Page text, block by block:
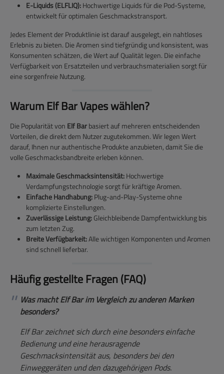
E-Liquids (ELFLIQ):Hochwertige Liquids für die Pod-Systeme,
entwickelt für optimalen Geschmackstransport.
Jedes Element der Produktlinie ist darauf ausgelegt, ein nahtloses
Erlebnis zu bieten. Die Aromen sind tiefgründig und konsistent, was
Konsumenten schätzen, die Wert auf Qualität legen. Die einfache
Verfügbarkeit von Ersatzteilen und verbrauchsmaterialien sorgt für
eine sorgenfreie Nutzung.
Warum Elf Bar Vapes wählen?
Die Popularität von Elf Barbasiert auf mehreren entscheidenden
Vorteilen, die direkt dem Nutzer zugutekommen. Wir legen Wert
darauf, Ihnen nur authentische Produkte anzubieten, damit Sie die
volle Geschmacksbandbreite erleben können.
Maximale Geschmacksintensität:Hochwertige
Verdampfungstechnologie sorgt für kräftige Aromen.
Einfache Handhabung:Plug-and-Play-Systeme ohne
komplizierte Einstellungen.
Zuverlässige Leistung:Gleichbleibende Dampfentwicklung bis
zum letzten Zug.
Breite Verfügbarkeit:Alle wichtigen Komponenten und Aromen
sind schnell lieferbar.
Häufig gestellte Fragen (FAQ)
Was macht Elf Bar im Vergleich zu anderen Marken
besonders?
Elf Bar zeichnet sich durch eine besonders einfache
Bedienung und eine herausragende
Geschmacksintensität aus, besonders bei den
Einweggeräten und den dazugehörigen Pods.